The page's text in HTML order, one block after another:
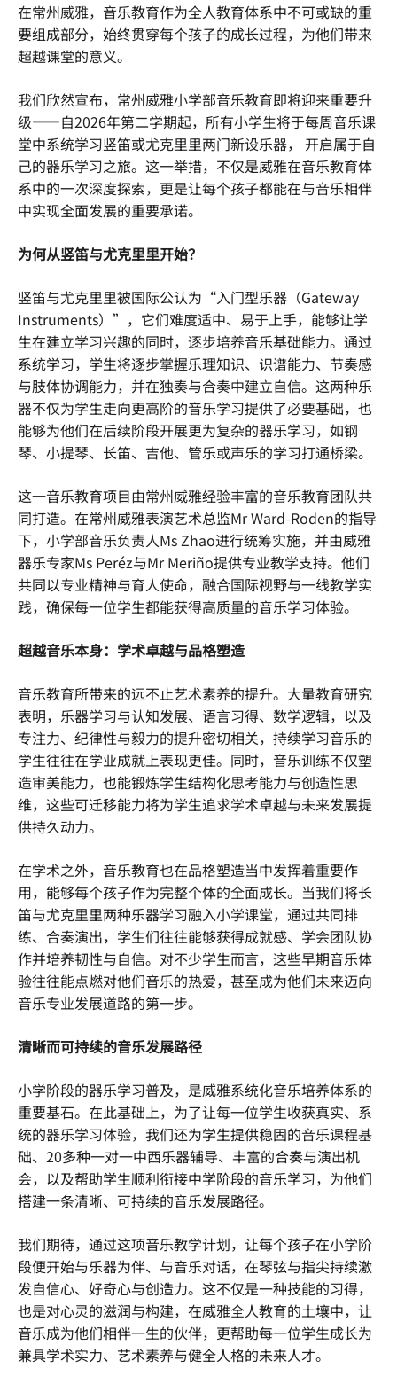
在常州威雅，音乐教育作为全人教育体系中不可或缺的重
要组成部分，始终贯穿每个孩子的成长过程，为他们带来
超越课堂的意义。
我们欣然宣布，常州威雅小学部音乐教育即将迎来重要升
级——自2026年第二学期起，所有小学生将于每周音乐课
堂中系统学习竖笛或尤克里里两门新设乐器， 开启属于自
己的器乐学习之旅。这一举措，不仅是威雅在音乐教育体
系中的一次深度探索，更是让每个孩子都能在与音乐相伴
中实现全面发展的重要承诺。
为何从竖笛与尤克里里开始？
竖笛与尤克里里被国际公认为“入门型乐器（Gateway
Instruments）”，它们难度适中、易于上手，能够让学
生在建立学习兴趣的同时，逐步培养音乐基础能力。通过
系统学习，学生将逐步掌握乐理知识、识谱能力、节奏感
与肢体协调能力，并在独奏与合奏中建立自信。这两种乐
器不仅为学生走向更高阶的音乐学习提供了必要基础，也
能够为他们在后续阶段开展更为复杂的器乐学习，如钢
琴、小提琴、长笛、吉他、管乐或声乐的学习打通桥梁。
这一音乐教育项目由常州威雅经验丰富的音乐教育团队共
同打造。在常州威雅表演艺术总监Mr Ward-Roden的指导
下，小学部音乐负责人Ms Zhao进行统筹实施，并由威雅
器乐专家Ms Peréz与Mr Meriño提供专业教学支持。他们
共同以专业精神与育人使命，融合国际视野与一线教学实
践，确保每一位学生都能获得高质量的音乐学习体验。
超越音乐本身：学术卓越与品格塑造
音乐教育所带来的远不止艺术素养的提升。大量教育研究
表明，乐器学习与认知发展、语言习得、数学逻辑，以及
专注力、纪律性与毅力的提升密切相关，持续学习音乐的
学生往往在学业成就上表现更佳。同时，音乐训练不仅塑
造审美能力，也能锻炼学生结构化思考能力与创造性思
维，这些可迁移能力将为学生追求学术卓越与未来发展提
供持久动力。
在学术之外，音乐教育也在品格塑造当中发挥着重要作
用，能够每个孩子作为完整个体的全面成长。当我们将长
笛与尤克里里两种乐器学习融入小学课堂，通过共同排
练、合奏演出，学生们往往能够获得成就感、学会团队协
作并培养韧性与自信。对不少学生而言，这些早期音乐体
验往往能点燃对他们音乐的热爱，甚至成为他们未来迈向
音乐专业发展道路的第一步。
清晰而可持续的音乐发展路径
小学阶段的器乐学习普及，是威雅系统化音乐培养体系的
重要基石。在此基础上，为了让每一位学生收获真实、系
统的器乐学习体验，我们还为学生提供稳固的音乐课程基
础、20多种一对一中西乐器辅导、丰富的合奏与演出机
会，以及帮助学生顺利衔接中学阶段的音乐学习，为他们
搭建一条清晰、可持续的音乐发展路径。
我们期待，通过这项音乐教学计划，让每个孩子在小学阶
段便开始与乐器为伴、与音乐对话，在琴弦与指尖持续激
发自信心、好奇心与创造力。这不仅是一种技能的习得，
也是对心灵的滋润与构建，在威雅全人教育的土壤中，让
音乐成为他们相伴一生的伙伴，更帮助每一位学生成长为
兼具学术实力、艺术素养与健全人格的未来人才。